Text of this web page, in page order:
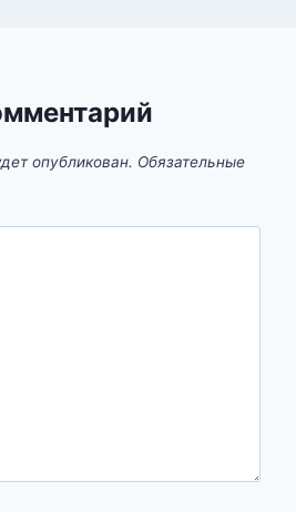
опубликован. Обязательные